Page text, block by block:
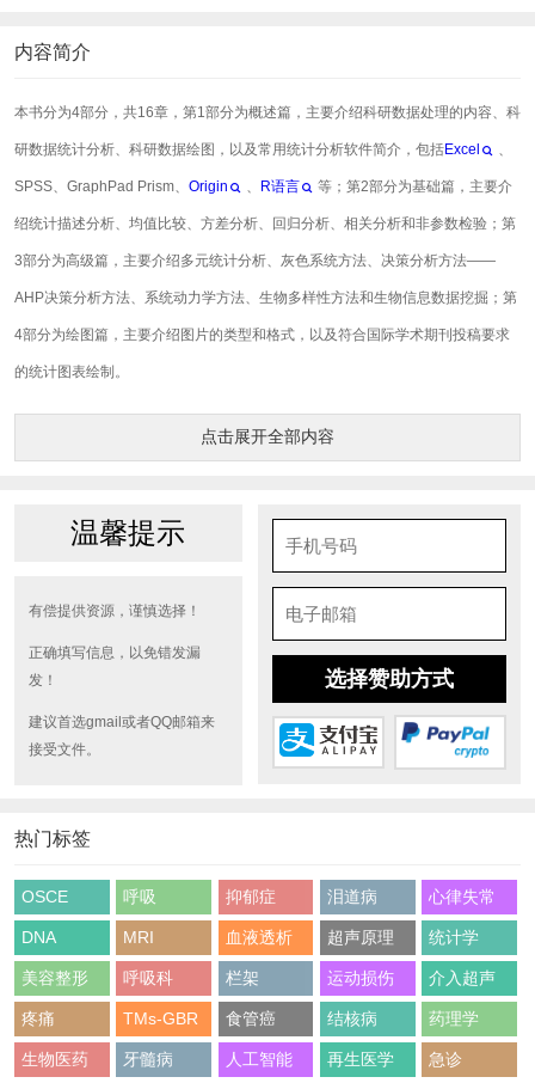
内容简介
本书分为4部分，共16章，第1部分为概述篇，主要介绍科研数据处理的内容、科
研数据统计分析、科研数据绘图，以及常用统计分析软件简介，包括Excel 、
SPSS、GraphPad Prism、 Origin 、 R语言 等；第2部分为基础篇，主要介
绍统计描述分析、均值比较、方差分析、回归分析、相关分析和非参数检验；第
3部分为高级篇，主要介绍多元统计分析、灰色系统方法、决策分析方法——
AHP决策分析方法、系统动力学方法、生物多样性方法和生物信息数据挖掘；第
4部分为绘图篇，主要介绍图片的类型和格式，以及符合国际学术期刊投稿要求
的统计图表绘制。
点击展开全部内容
温馨提示
有偿提供资源，谨慎选择！
正确填写信息，以免错发漏
发！
建议首选gmail或者QQ邮箱来
接受文件。
选择赞助方式
热门标签
OSCE 呼吸 抑郁症 泪道病 心律失常
DNA MRI 血液透析 超声原理 统计学
美容整形 呼吸科 栏架 运动损伤 介入超声
疼痛 TMs-GBR 食管癌 结核病 药理学
生物医药 牙髓病 人工智能 再生医学 急诊